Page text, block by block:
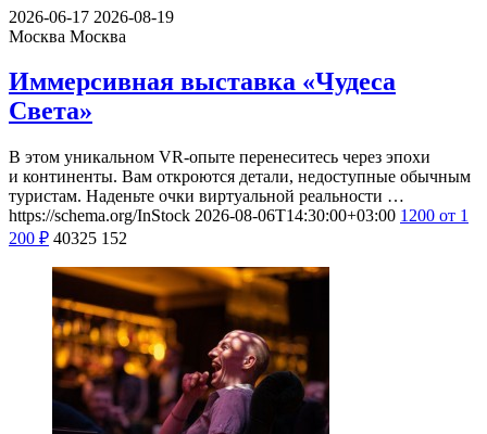
2026-06-17 2026-08-19
Москва Москва
Иммерсивная выставка «Чудеса
Света»
В этом уникальном VR-опыте перенеситесь через эпохи
и континенты. Вам откроются детали, недоступные обычным
туристам. Наденьте очки виртуальной реальности …
https://schema.org/InStock 2026-08-06T14:30:00+03:00 1200 от 1
200 ₽ 40325 152